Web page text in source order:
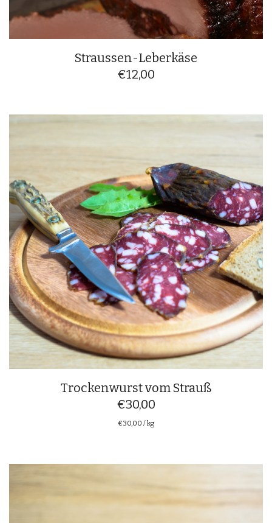
Straussen-Leberkäse
€12,00
Trockenwurst vom Strauß
€30,00
€30,00 / kg